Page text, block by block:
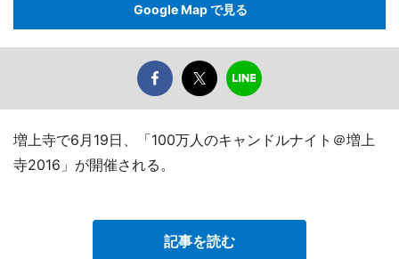
Google Map で見る
増上寺で6月19日、「100万人のキャンドルナイト＠増上
寺2016」が開催される。
記事を読む